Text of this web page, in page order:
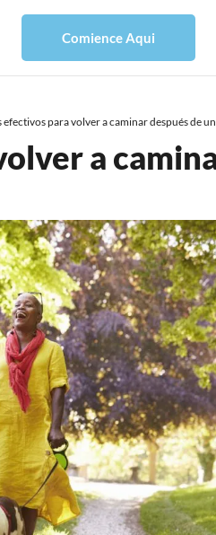
Comience Aqui
efectivos para volver a caminar después de
a